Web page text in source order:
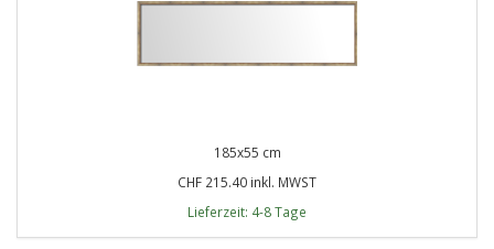
185x55 cm
CHF 215.40 inkl. MWST
Lieferzeit: 4-8 Tage